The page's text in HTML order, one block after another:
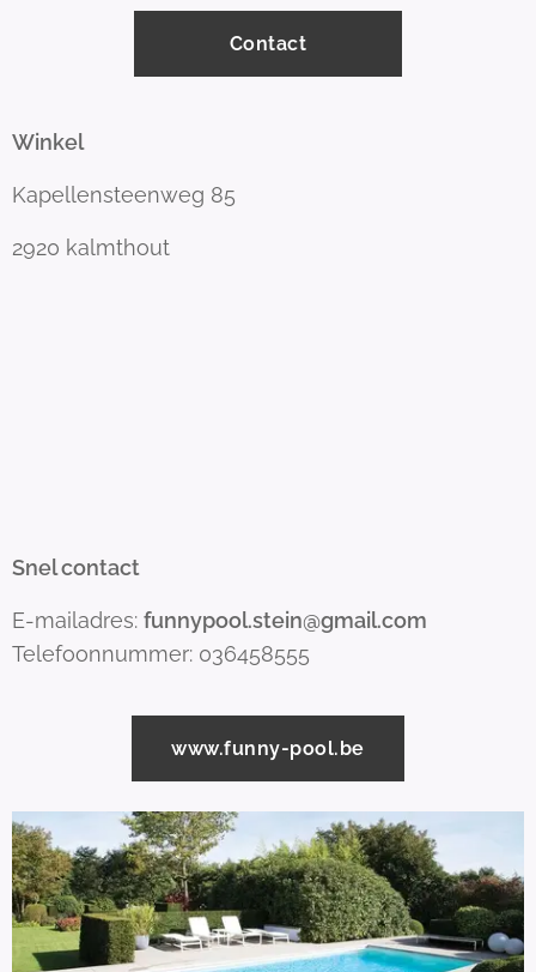
Contact
Winkel
Kapellensteenweg 85
2920 kalmthout
Snel contact
E-mailadres: funnypool.stein@gmail.com
Telefoonnummer: 036458555
www.funny-pool.be